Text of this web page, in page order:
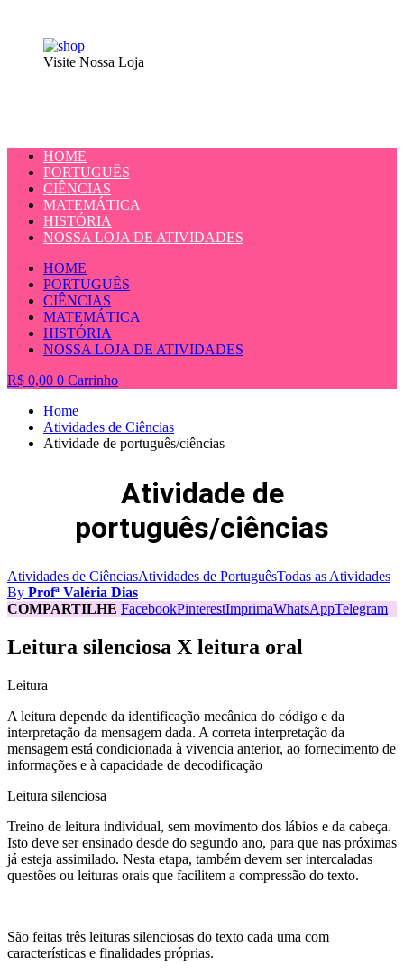
Visite Nossa Loja
HOME
PORTUGUÊS
CIÊNCIAS
MATEMÁTICA
HISTÓRIA
NOSSA LOJA DE ATIVIDADES
HOME
PORTUGUÊS
CIÊNCIAS
MATEMÁTICA
HISTÓRIA
NOSSA LOJA DE ATIVIDADES
R$ 0,00 0 Carrinho
Home
Atividades de Ciências
Atividade de português/ciências
Atividade de
português/ciências
Atividades de CiênciasAtividades de PortuguêsTodas as Atividades
By Profª Valéria Dias
COMPARTILHE FacebookPinterestImprimaWhatsAppTelegram
Leitura silenciosa X leitura oral
Leitura
A leitura depende da identificação mecânica do código e da
interpretação da mensagem dada. A correta interpretação da
mensagem está condicionada à vivencia anterior, ao fornecimento de
informações e à capacidade de decodificação
Leitura silenciosa
Treino de leitura individual, sem movimento dos lábios e da cabeça.
Isto deve ser ensinado desde do segundo ano, para que nas próximas
já esteja assimilado. Nesta etapa, também devem ser intercaladas
questões ou leituras orais que facilitem a compressão do texto.
São feitas três leituras silenciosas do texto cada uma com
características e finalidades próprias.